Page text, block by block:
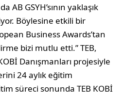
GSYH’sının yaklaşık
Böylesine etkili bir
Business Awards’tan
bizi mutlu etti.” TEB,
Danışmanları projesiyle
24 aylık eğitim
süreci sonunda TEB KOBİ